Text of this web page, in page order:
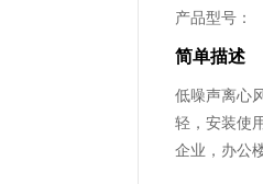
产品型号：
简单描述
低噪声离心
轻，安装使
企业，办公